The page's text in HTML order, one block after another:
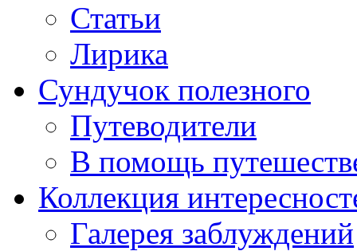
Статьи
Лирика
Сундучок полезного
Путеводители
В помощь
Коллекция
Галерея заблуждений